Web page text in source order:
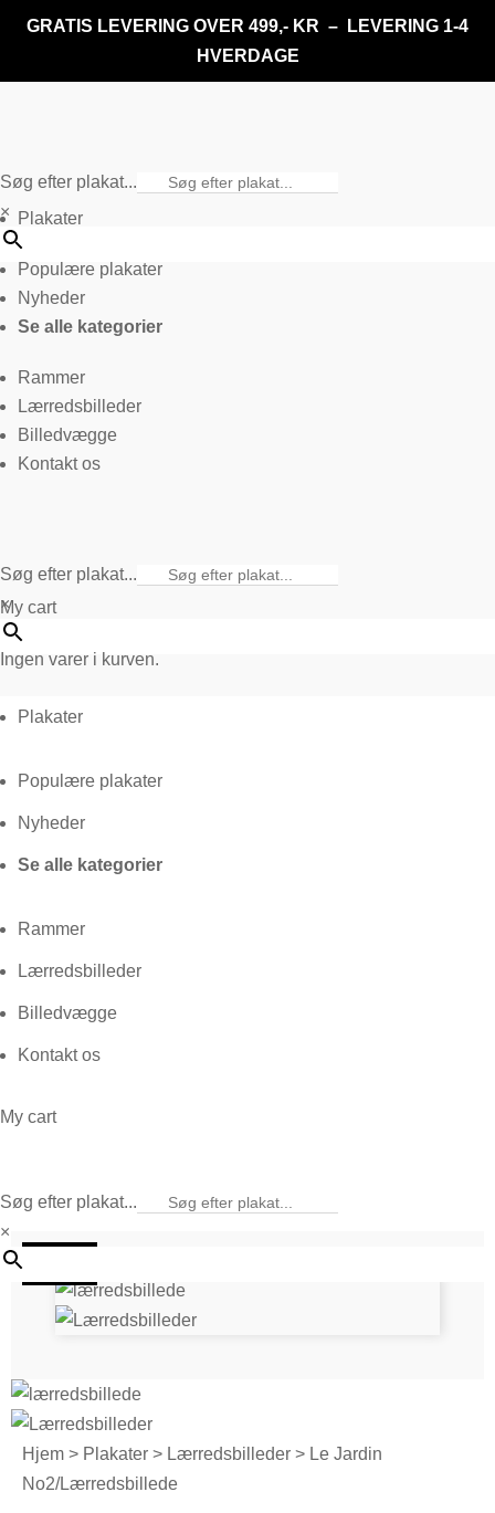
GRATIS LEVERING OVER 499,- KR – LEVERING 1-4
HVERDAGE
Søg efter plakat...
× Plakater
Populære plakater
Nyheder
Se alle kategorier
Rammer
Lærredsbilleder
Billedvægge
Kontakt os
Søg efter plakat...
×
My cart
Ingen varer i kurven.
Plakater
Populære plakater
Nyheder
Se alle kategorier
Rammer
Lærredsbilleder
Billedvægge
Kontakt os
My cart
Søg efter plakat...
×
Hjem > Plakater > Lærredsbilleder > Le Jardin
No2/Lærredsbillede